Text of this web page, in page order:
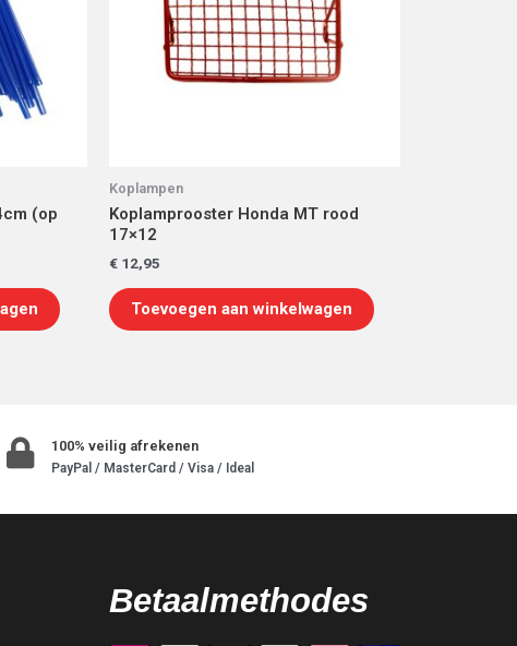
(op
Koplampen
Koplamprooster Honda MT rood
17×12
€12,95
Toevoegen aan winkelwagen
100% veilig afrekenen
PayPal / MasterCard / Visa / Ideal
Betaalmethodes